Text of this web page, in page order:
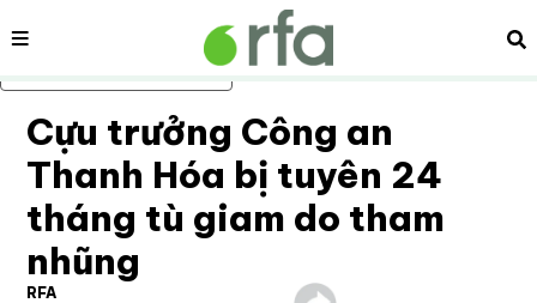
Bỏ qua nội dung chính
Nội dung
Cựu trưởng Công an
Thanh Hóa bị tuyên 24
tháng tù giam do tham
nhũng
RFA